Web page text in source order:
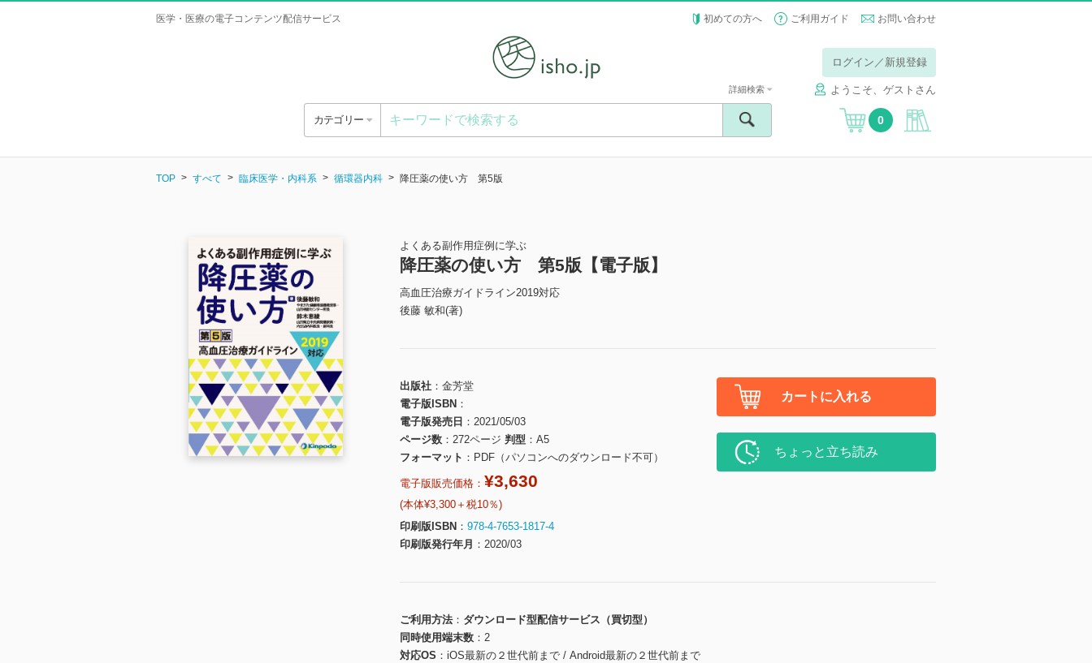
医学・医療の電子コンテンツ配信サービス 初めての方へ ご利用ガイド お問い合わせ
ログイン／新規登録
ようこそ、ゲストさん
カテゴリー
詳細検索
0
TOP すべて 臨床医学・内科系 循環器内科 降圧薬の使い方 第5版
よくある副作用症例に学ぶ
降圧薬の使い方 第5版【電子版】
高血圧治療ガイドライン2019対応
後藤 敏和(著)
出版社
金芳堂
電子版ISBN
電子版発売日
2021/05/03
ページ数
272ページ 判型
A5
フォーマット
PDF（パソコンへのダウンロード不可）
電子版販売価格： ¥3,630
(本体¥3,300＋税10％)
印刷版ISBN
978-4-7653-1817-4
印刷版発行年月
2020/03
カートに入れる
ちょっと立ち読み
ご利用方法
ダウンロード型配信サービス（買切型）
同時使用端末数
2
対応OS
iOS最新の２世代前まで / Android最新の２世代前まで